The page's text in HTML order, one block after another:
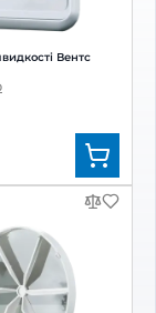
Вентс
Вентс
0000228379